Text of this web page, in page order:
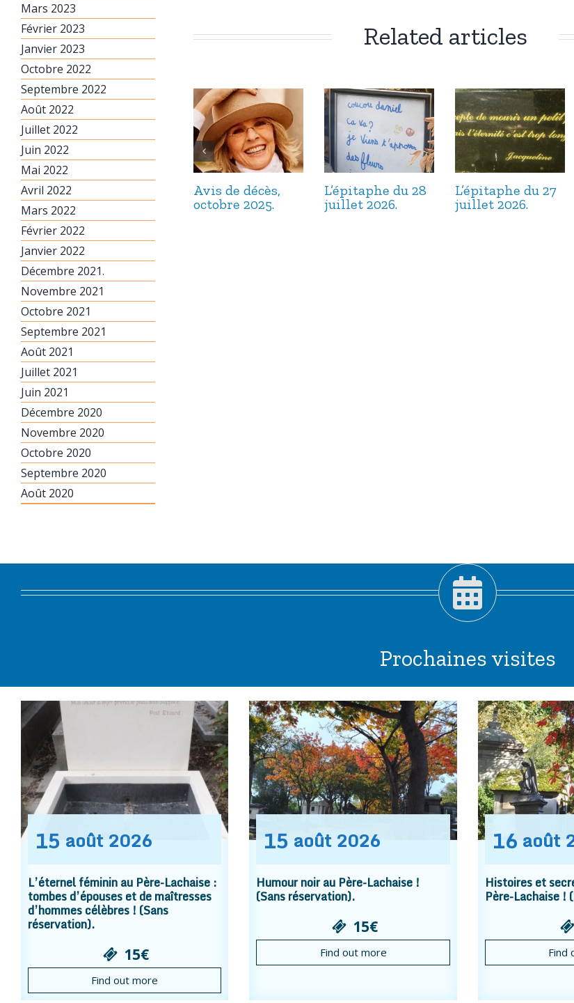
Related articles
Avis de décès,
octobre 2025.
L’épitaphe du 28
juillet 2026.
L’épitaphe du 27
juillet 2026.
Mars 2023
Février 2023
Janvier 2023
Octobre 2022
Septembre 2022
Août 2022
Juillet 2022
Juin 2022
Mai 2022
Avril 2022
Mars 2022
Février 2022
Janvier 2022
Décembre 2021.
Novembre 2021
Octobre 2021
Septembre 2021
Août 2021
Juillet 2021
Juin 2021
Décembre 2020
Novembre 2020
Octobre 2020
Septembre 2020
Août 2020
Prochaines visites
15 août 2026
L’éternel féminin au Père-Lachaise :
tombes d’épouses et de maîtresses
d’hommes célèbres ! (Sans
réservation).
15€
Find out more
15 août 2026
Humour noir au Père-Lachaise !
(Sans réservation).
15€
Find out more
16 août
Histoires et
Père-Lachaise !
Find